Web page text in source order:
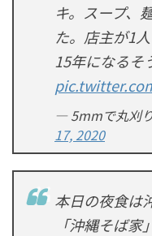
キ。スープ、
た。店主が1
15年になるそ
— 5mmで丸刈
17, 2020
本日の夜食は
「沖縄そば